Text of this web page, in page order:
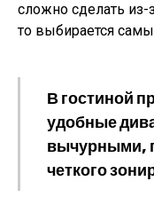
сложно сделать из-
то выбирается
В гостиной
удобные
вычурными,
четкого